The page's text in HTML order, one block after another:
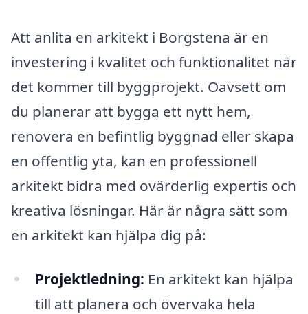
Att anlita en arkitekt i Borgstena är en
investering i kvalitet och funktionalitet när
det kommer till byggprojekt. Oavsett om
du planerar att bygga ett nytt hem,
renovera en befintlig byggnad eller skapa
en offentlig yta, kan en professionell
arkitekt bidra med ovärderlig expertis och
kreativa lösningar. Här är några sätt som
en arkitekt kan hjälpa dig på:
Projektledning: En arkitekt kan hjälpa
till att planera och övervaka hela